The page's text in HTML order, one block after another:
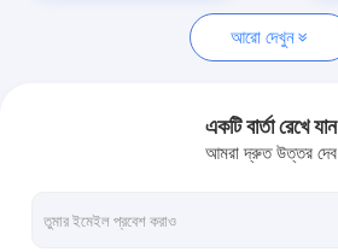
কসমেটিক ইমালসিফায়ার মিক্সার
ল্যাব ইমালসিফায়ার মিক্সার
লিকুইড মিক্সার মেশিন
আরো দেখুন
একটি বার্তা রেখে যান
আমরা দ্রুত উত্তর দেব